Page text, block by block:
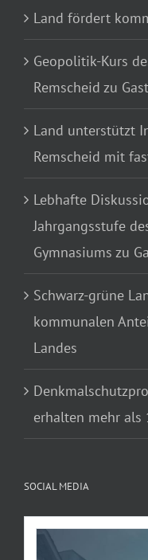
Land fördert
Geopolitik-Kurs
Remscheid zu
Land unterstützt
Remscheid mit
Lebhafte
Jahrgangsstufe
Gymnasiums zu
Schwarz-grüne
kommunalen
Landes
erhalten mehr als
SOCIAL MEDIA